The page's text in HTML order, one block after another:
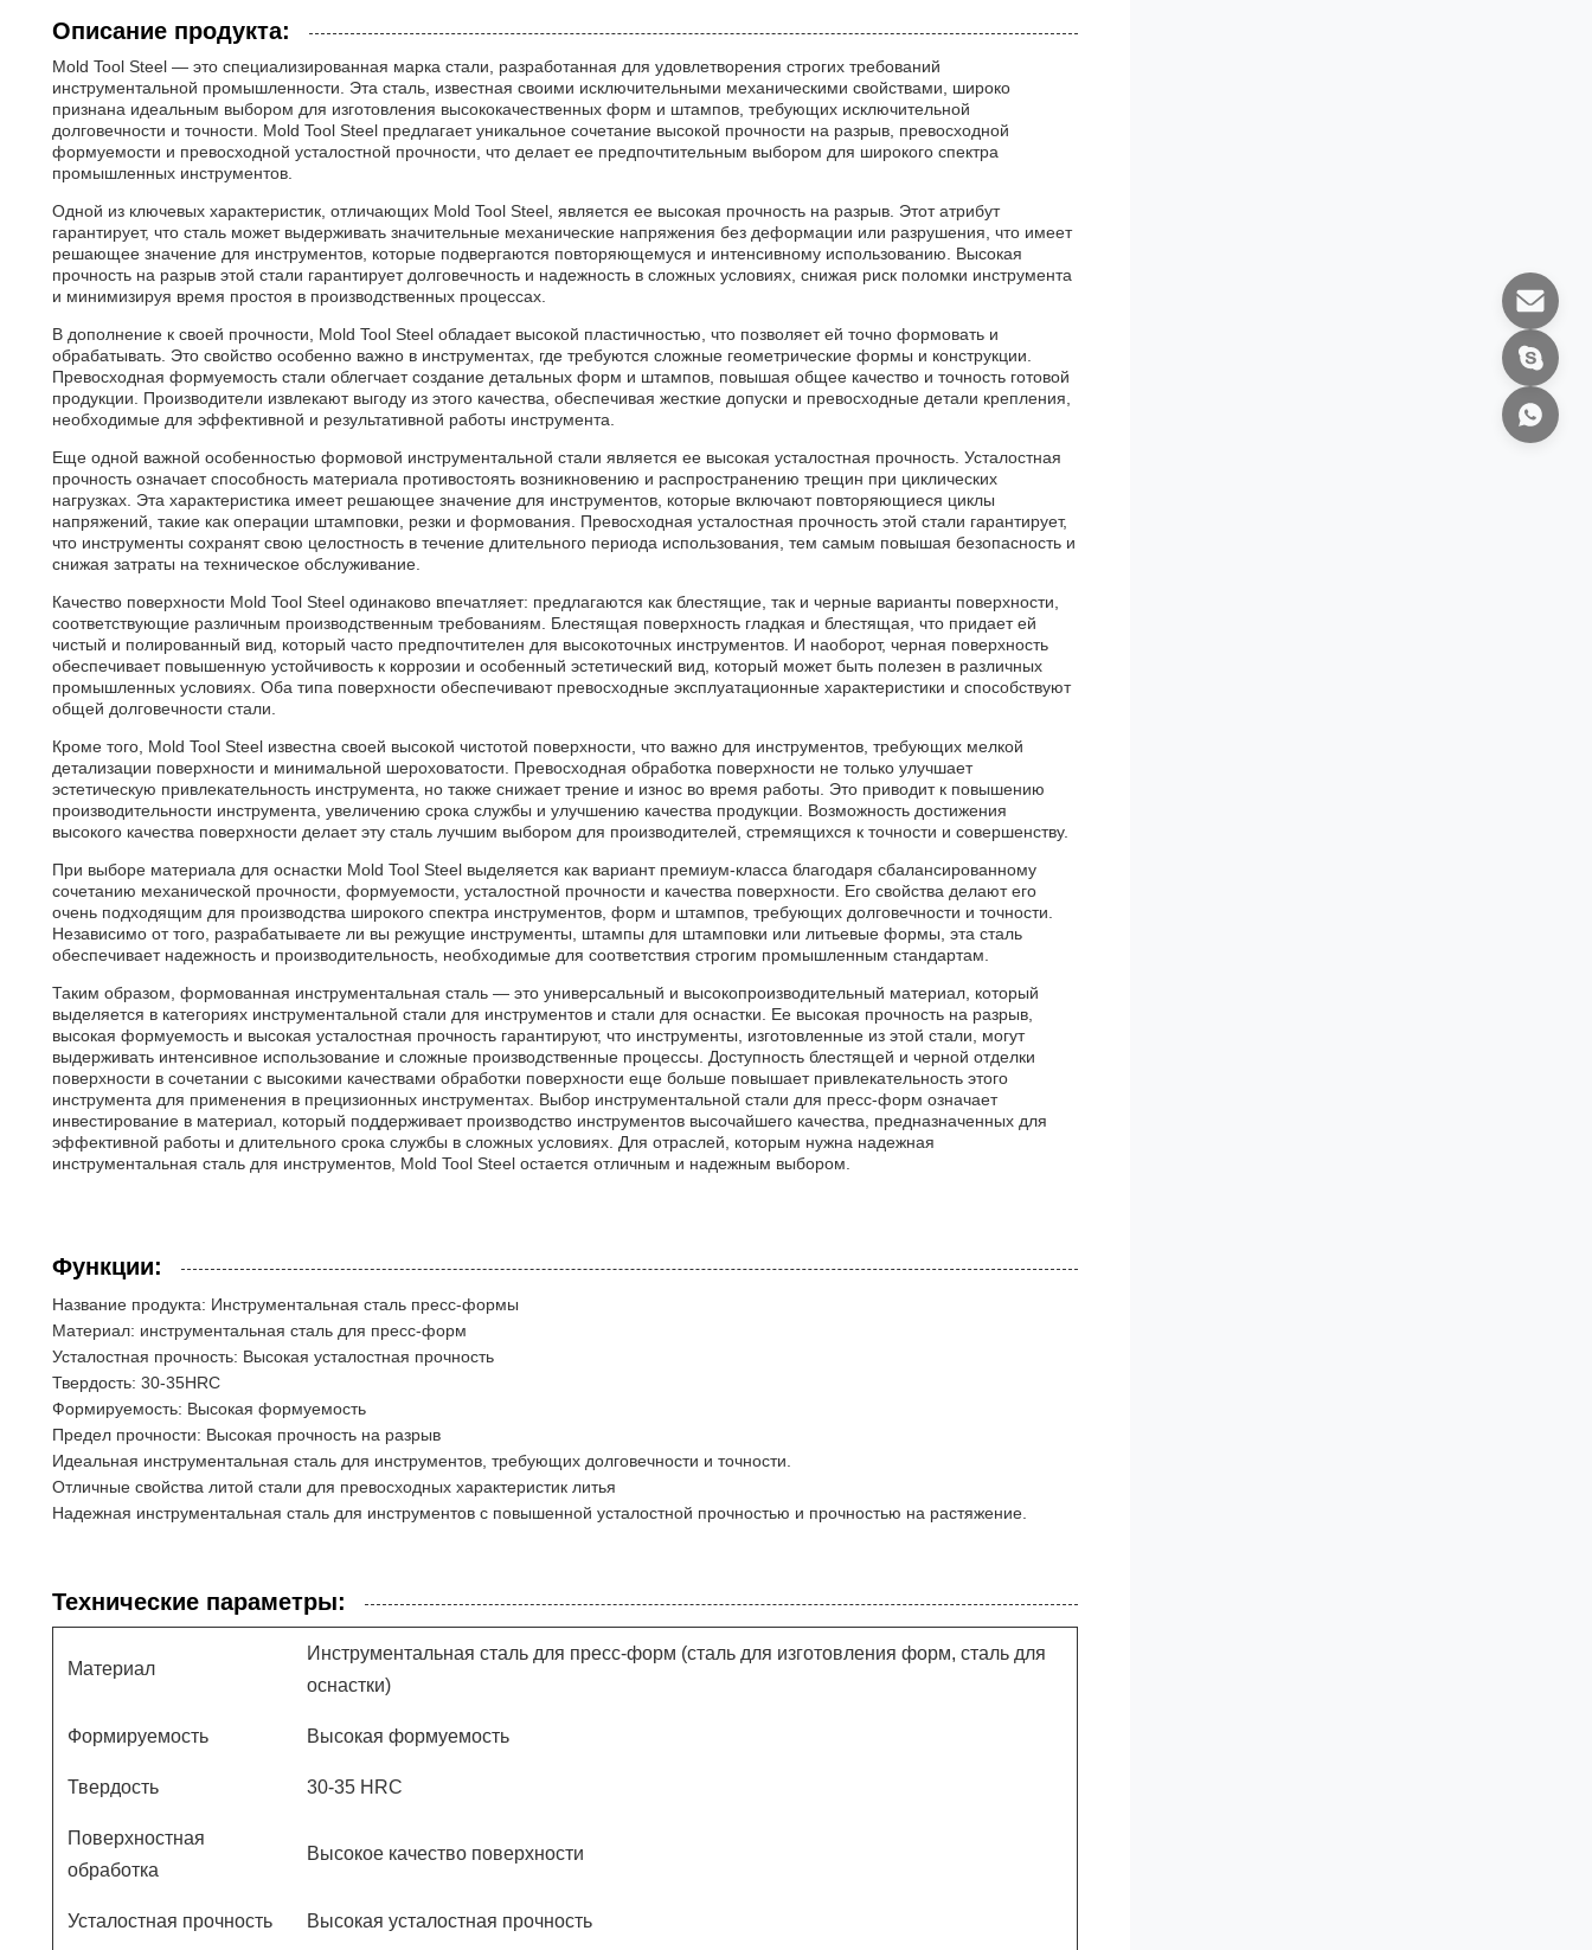
Описание продукта:
Mold Tool Steel — это специализированная марка стали, разработанная для удовлетворения строгих требований
инструментальной промышленности. Эта сталь, известная своими исключительными механическими свойствами, широко
признана идеальным выбором для изготовления высококачественных форм и штампов, требующих исключительной
долговечности и точности. Mold Tool Steel предлагает уникальное сочетание высокой прочности на разрыв, превосходной
формуемости и превосходной усталостной прочности, что делает ее предпочтительным выбором для широкого спектра
промышленных инструментов.
Одной из ключевых характеристик, отличающих Mold Tool Steel, является ее высокая прочность на разрыв. Этот атрибут
гарантирует, что сталь может выдерживать значительные механические напряжения без деформации или разрушения, что имеет
решающее значение для инструментов, которые подвергаются повторяющемуся и интенсивному использованию. Высокая
прочность на разрыв этой стали гарантирует долговечность и надежность в сложных условиях, снижая риск поломки инструмента
и минимизируя время простоя в производственных процессах.
В дополнение к своей прочности, Mold Tool Steel обладает высокой пластичностью, что позволяет ей точно формовать и
обрабатывать. Это свойство особенно важно в инструментах, где требуются сложные геометрические формы и конструкции.
Превосходная формуемость стали облегчает создание детальных форм и штампов, повышая общее качество и точность готовой
продукции. Производители извлекают выгоду из этого качества, обеспечивая жесткие допуски и превосходные детали крепления,
необходимые для эффективной и результативной работы инструмента.
Еще одной важной особенностью формовой инструментальной стали является ее высокая усталостная прочность. Усталостная
прочность означает способность материала противостоять возникновению и распространению трещин при циклических
нагрузках. Эта характеристика имеет решающее значение для инструментов, которые включают повторяющиеся циклы
напряжений, такие как операции штамповки, резки и формования. Превосходная усталостная прочность этой стали гарантирует,
что инструменты сохранят свою целостность в течение длительного периода использования, тем самым повышая безопасность и
снижая затраты на техническое обслуживание.
Качество поверхности Mold Tool Steel одинаково впечатляет: предлагаются как блестящие, так и черные варианты поверхности,
соответствующие различным производственным требованиям. Блестящая поверхность гладкая и блестящая, что придает ей
чистый и полированный вид, который часто предпочтителен для высокоточных инструментов. И наоборот, черная поверхность
обеспечивает повышенную устойчивость к коррозии и особенный эстетический вид, который может быть полезен в различных
промышленных условиях. Оба типа поверхности обеспечивают превосходные эксплуатационные характеристики и способствуют
общей долговечности стали.
Кроме того, Mold Tool Steel известна своей высокой чистотой поверхности, что важно для инструментов, требующих мелкой
детализации поверхности и минимальной шероховатости. Превосходная обработка поверхности не только улучшает
эстетическую привлекательность инструмента, но также снижает трение и износ во время работы. Это приводит к повышению
производительности инструмента, увеличению срока службы и улучшению качества продукции. Возможность достижения
высокого качества поверхности делает эту сталь лучшим выбором для производителей, стремящихся к точности и совершенству.
При выборе материала для оснастки Mold Tool Steel выделяется как вариант премиум-класса благодаря сбалансированному
сочетанию механической прочности, формуемости, усталостной прочности и качества поверхности. Его свойства делают его
очень подходящим для производства широкого спектра инструментов, форм и штампов, требующих долговечности и точности.
Независимо от того, разрабатываете ли вы режущие инструменты, штампы для штамповки или литьевые формы, эта сталь
обеспечивает надежность и производительность, необходимые для соответствия строгим промышленным стандартам.
Таким образом, формованная инструментальная сталь — это универсальный и высокопроизводительный материал, который
выделяется в категориях инструментальной стали для инструментов и стали для оснастки. Ее высокая прочность на разрыв,
высокая формуемость и высокая усталостная прочность гарантируют, что инструменты, изготовленные из этой стали, могут
выдерживать интенсивное использование и сложные производственные процессы. Доступность блестящей и черной отделки
поверхности в сочетании с высокими качествами обработки поверхности еще больше повышает привлекательность этого
инструмента для применения в прецизионных инструментах. Выбор инструментальной стали для пресс-форм означает
инвестирование в материал, который поддерживает производство инструментов высочайшего качества, предназначенных для
эффективной работы и длительного срока службы в сложных условиях. Для отраслей, которым нужна надежная
инструментальная сталь для инструментов, Mold Tool Steel остается отличным и надежным выбором.
Функции:
Название продукта: Инструментальная сталь пресс-формы
Материал: инструментальная сталь для пресс-форм
Усталостная прочность: Высокая усталостная прочность
Твердость: 30-35HRC
Формируемость: Высокая формуемость
Предел прочности: Высокая прочность на разрыв
Идеальная инструментальная сталь для инструментов, требующих долговечности и точности.
Отличные свойства литой стали для превосходных характеристик литья
Надежная инструментальная сталь для инструментов с повышенной усталостной прочностью и прочностью на растяжение.
Технические параметры:
Материал
Инструментальная сталь для пресс-форм (сталь для изготовления форм, сталь для
оснастки)
Формируемость Высокая формуемость
Твердость 30-35 HRС
Поверхностная
обработка
Высокое качество поверхности
Усталостная прочность Высокая усталостная прочность